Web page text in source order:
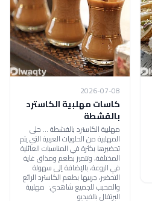
2026-07-08
كاسات مهلبية الكاسترد
بالقشطة
مهلبية الكاسترد بالقشطة ... حلى
المهلبية من الحلويات العربية التي يتم
تحضيرها بكثرة في المناسبات العائلية
المختلفة، وتتميز بطعم ومذاق غاية
في الروعة، بالإضافة إلى سهولة
التحضير، جربيها بطعم الكاسترد الرائع
والمحبب للجميع شاهدي: مهلبية
البرتقال بالفيديو